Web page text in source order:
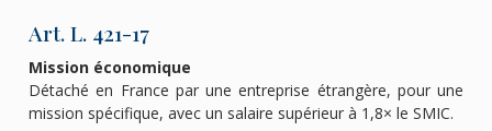
Art. L. 421-17
Mission économique
Détaché en France par une entreprise étrangère, pour une
mission spécifique, avec un salaire supérieur à 1,8× le SMIC.